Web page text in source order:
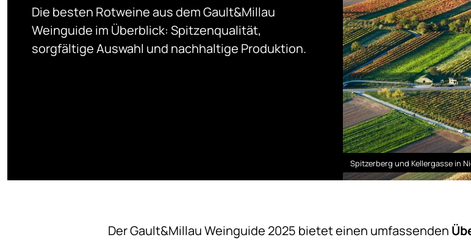
Die besten Rotweine aus dem Gault&Millau
Weinguide im Überblick: Spitzenqualität,
sorgfältige Auswahl und nachhaltige Produktion.
Spitzerberg und Kellergasse in
Der Gault&Millau Weinguide 2025 bietet einen umfassenden